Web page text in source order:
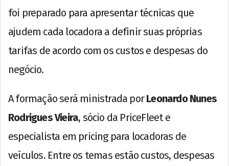
foi preparado para apresentar técnicas que
ajudem cada locadora a definir suas próprias
tarifas de acordo com os custos e despesas do
negócio.
A formação será ministrada porLeonardo Nunes
Rodrigues Vieira, sócio da PriceFleet e
especialista em pricing para locadoras de
veículos. Entre os temas estão custos, despesas